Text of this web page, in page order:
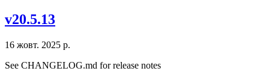
v20.5.13
16 жовт. 2025 р.
See CHANGELOG.md for release notes